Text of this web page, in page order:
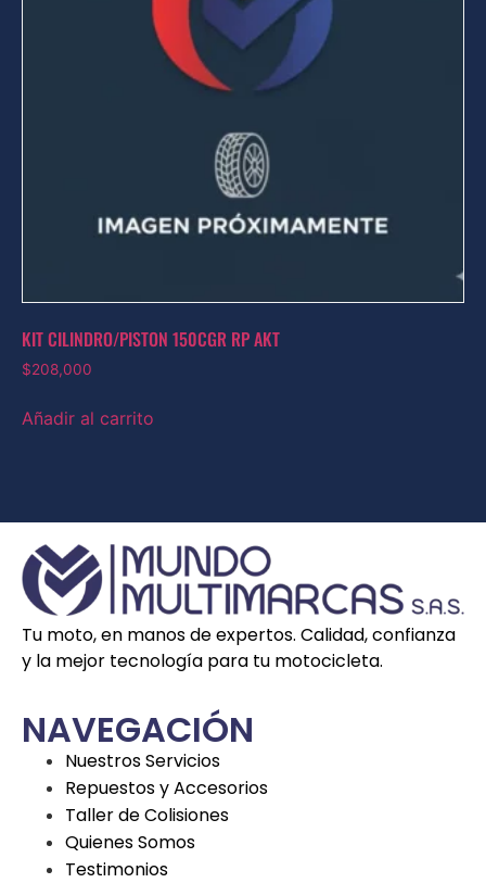
KIT CILINDRO/PISTON 150CGR RP AKT
$208,000
Añadir al carrito
Tu moto, en manos de expertos. Calidad, confianza
y la mejor tecnología para tu motocicleta.
NAVEGACIÓN
Nuestros Servicios
Repuestos y Accesorios
Taller de Colisiones
Quienes Somos
Testimonios